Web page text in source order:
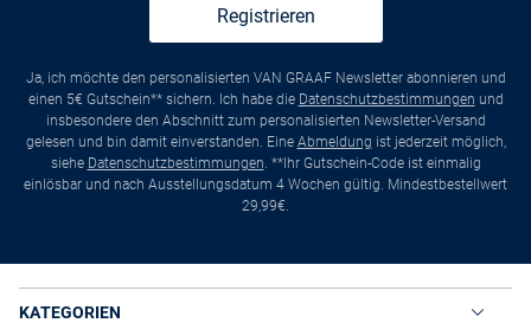
Registrieren
Ja, ich möchte den personalisierten VAN GRAAF Newsletter abonnieren und
einen 5€ Gutschein** sichern. Ich habe die Datenschutzbestimmungen und
insbesondere den Abschnitt zum personalisierten Newsletter-Versand
gelesen und bin damit einverstanden. Eine Abmeldung ist jederzeit möglich,
siehe Datenschutzbestimmungen. **Ihr Gutschein-Code ist einmalig
einlösbar und nach Ausstellungsdatum 4 Wochen gültig. Mindestbestellwert
29,99€.
KATEGORIEN